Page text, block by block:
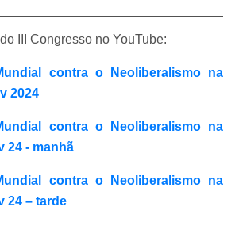
III Congresso no YouTube:
contra o Neoliberalismo na
2024
contra o Neoliberalismo na
24 - manhã
contra o Neoliberalismo na
24 – tarde